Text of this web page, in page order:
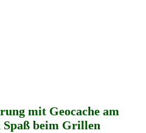
mit Geocache am
Spaß beim Grillen